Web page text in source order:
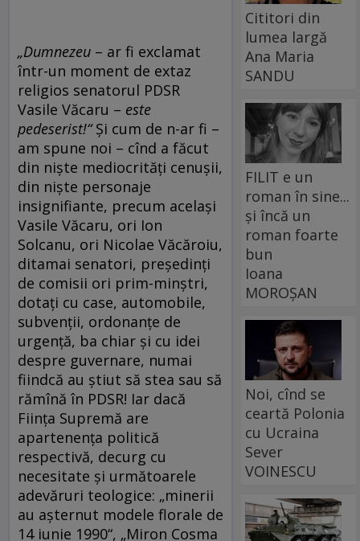
„Dumnezeu – ar fi exclamat
într-un moment de extaz
religios senatorul PDSR
Vasile Văcaru – este
pedeserist!“Și cum de n-ar fi –
am spune noi – cînd a făcut
din niște mediocrități cenușii,
din niște personaje
insignifiante, precum același
Vasile Văcaru, ori Ion
Solcanu, ori Nicolae Văcăroiu,
ditamai senatori, președinți
de comisii ori prim-minștri,
dotați cu case, automobile,
subvenții, ordonanțe de
urgență, ba chiar și cu idei
despre guvernare, numai
fiindcă au știut să stea sau să
rămînă în PDSR! Iar dacă
Ființa Supremă are
apartenența politică
respectivă, decurg cu
necesitate și următoarele
adevăruri teologice: „minerii
au așternut modele florale de
14 iunie 1990“, „Miron Cosma
Cititori din
lumea largă
Ana Maria
SANDU
FILIT e un
roman în sine...
și încă un
roman foarte
bun
Ioana
MOROȘAN
Noi, cînd se
ceartă Polonia
cu Ucraina
Sever
VOINESCU